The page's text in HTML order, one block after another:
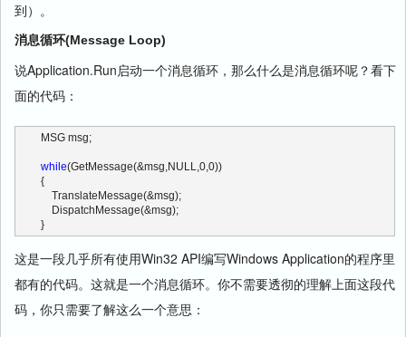
到）。
消息循环(Message Loop)
说Application.Run启动一个消息循环，那么什么是消息循环呢？看下
面的代码：
MSG msg;
while(GetMessage(&msg,NULL,0,0))
{
    TranslateMessage(&msg);
    DispatchMessage(&msg);
}
这是一段几乎所有使用Win32 API编写Windows Application的程序里
都有的代码。这就是一个消息循环。你不需要透彻的理解上面这段代
码，你只需要了解这么一个意思：